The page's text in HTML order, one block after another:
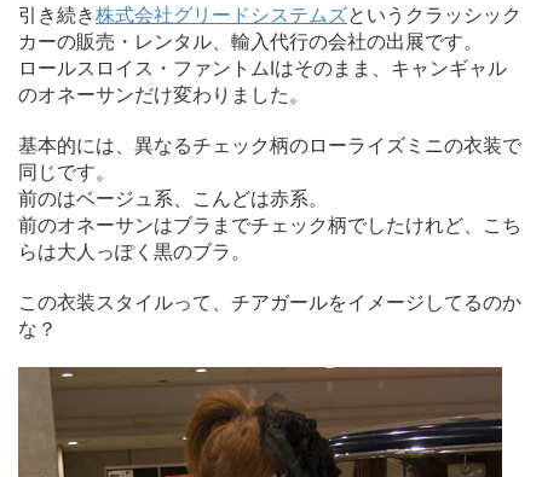
引き続き株式会社グリードシステムズというクラッシック
カーの販売・レンタル、輸入代行の会社の出展です。
ロールスロイス・ファントムⅠはそのまま、キャンギャル
のオネーサンだけ変わりました。
基本的には、異なるチェック柄のローライズミニの衣装で
同じです。
前のはベージュ系、こんどは赤系。
前のオネーサンはブラまでチェック柄でしたけれど、こち
らは大人っぽく黒のブラ。
この衣装スタイルって、チアガールをイメージしてるのか
な？